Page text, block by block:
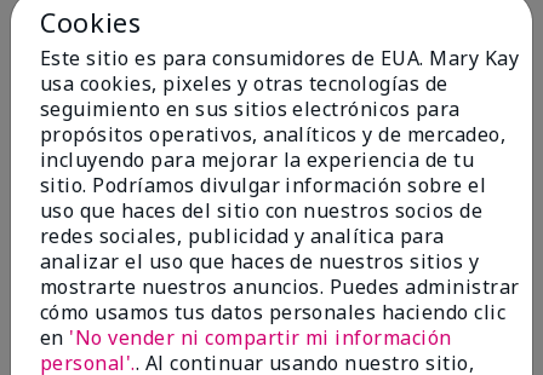
¿Dónde encaja la fragancia Mary
Kay® True Optimism™ Eau de
Parfum?
Inspiración de la
fragancia
Sobre Mary Kay® True Optimism™
Cookies
Este sitio es para consumidores de EUA. Mary Kay
usa cookies, pixeles y otras tecnologías de
seguimiento en sus sitios electrónicos para
propósitos operativos, analíticos y de mercadeo,
incluyendo para mejorar la experiencia de tu
sitio. Podríamos divulgar información sobre el
uso que haces del sitio con nuestros socios de
redes sociales, publicidad y analítica para
analizar el uso que haces de nuestros sitios y
mostrarte nuestros anuncios. Puedes administrar
cómo usamos tus datos personales haciendo clic
en 'No vender ni compartir mi información
personal'.. Al continuar usando nuestro sitio,